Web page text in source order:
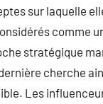
sur laquelle
comme
stratégique
cherche
Les